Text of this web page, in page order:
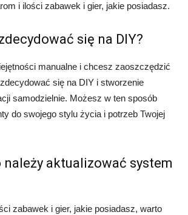
i ilości zabawek i gier, jakie posiadasz.
się na DIY?
manualne i chcesz zaoszczędzić
się na DIY i stworzenie
samodzielnie. Możesz w ten sposób
do swojego stylu życia i potrzeb Twojej
należy aktualizować system
zabawek i gier, jakie posiadasz, warto